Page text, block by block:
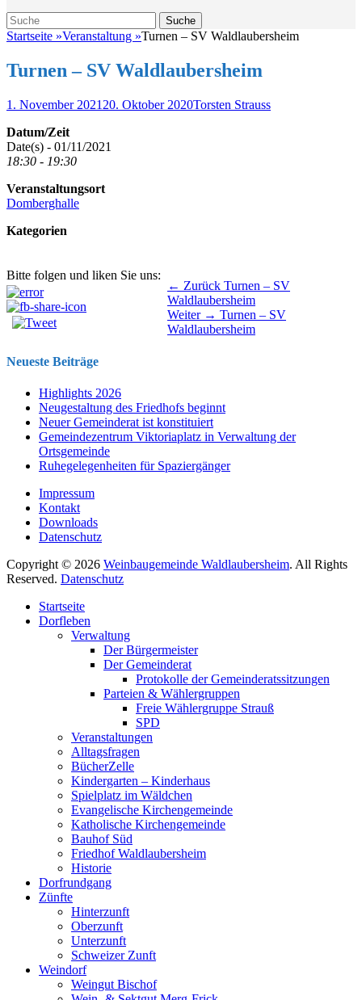
Suche
Suche
nach:
Startseite »Veranstaltung »Turnen – SV Waldlaubersheim
Turnen – SV Waldlaubersheim
Veröffentlicht
1. November 2021 20. Oktober 2020Autor
Torsten Strauss
Datum/Zeit
Date(s) - 01/11/2021
18:30 - 19:30
Veranstaltungsort
Domberghalle
Kategorien
Bitte folgen und liken Sie uns:
Beitragsnavigation ← Zurück Vorhergehender
Beitrag:
Turnen – SV
Waldlaubersheim
Weiter → Nächster
Beitrag:
Turnen – SV
Waldlaubersheim
Neueste Beiträge
Highlights 2026
Neugestaltung des Friedhofs beginnt
Neuer Gemeinderat ist konstituiert
Gemeindezentrum Viktoriaplatz in Verwaltung der
Ortsgemeinde
Ruhegelegenheiten für Spaziergänger
Impressum
Kontakt
Downloads
Datenschutz
Copyright © 2026 Weinbaugemeinde Waldlaubersheim. All Rights
Reserved. Datenschutz
oben
scrollen
Startseite
Dorfleben
Verwaltung
Der Bürgermeister
Der Gemeinderat
Protokolle der Gemeinderatssitzungen
Parteien & Wählergruppen
Freie Wählergruppe Strauß
SPD
Veranstaltungen
Alltagsfragen
BücherZelle
Kindergarten – Kinderhaus
Spielplatz im Wäldchen
Evangelische Kirchengemeinde
Katholische Kirchengemeinde
Bauhof Süd
Friedhof Waldlaubersheim
Historie
Dorfrundgang
Zünfte
Hinterzunft
Oberzunft
Unterzunft
Schweizer Zunft
Weindorf
Weingut Bischof